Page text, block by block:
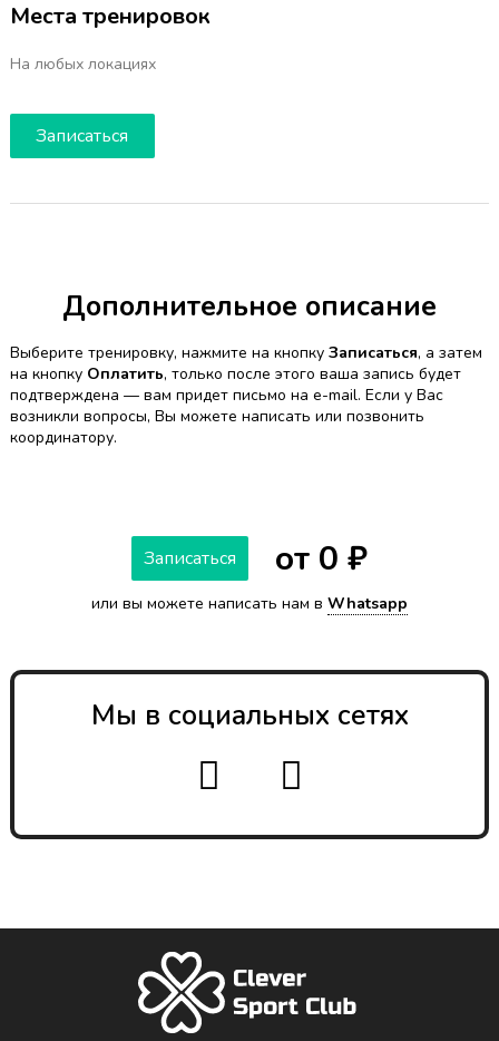
Места тренировок
На любых локациях
Записаться
Дополнительное описание
Выберите тренировку, нажмите на кнопку Записаться, а затем
на кнопку Оплатить, только после этого ваша запись будет
подтверждена — вам придет письмо на e-mail. Если у Вас
возникли вопросы, Вы можете написать или позвонить
координатору.
Записаться от 0 ₽
или вы можете написать нам в Whatsapp
Мы в социальных сетях